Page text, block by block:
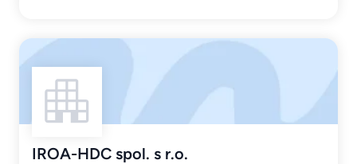
IROA-HDC spol. s r.o.